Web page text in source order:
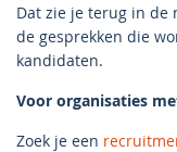
Dat zie je terug in de
de gesprekken die
kandidaten.
Voor organisaties
Zoek je een